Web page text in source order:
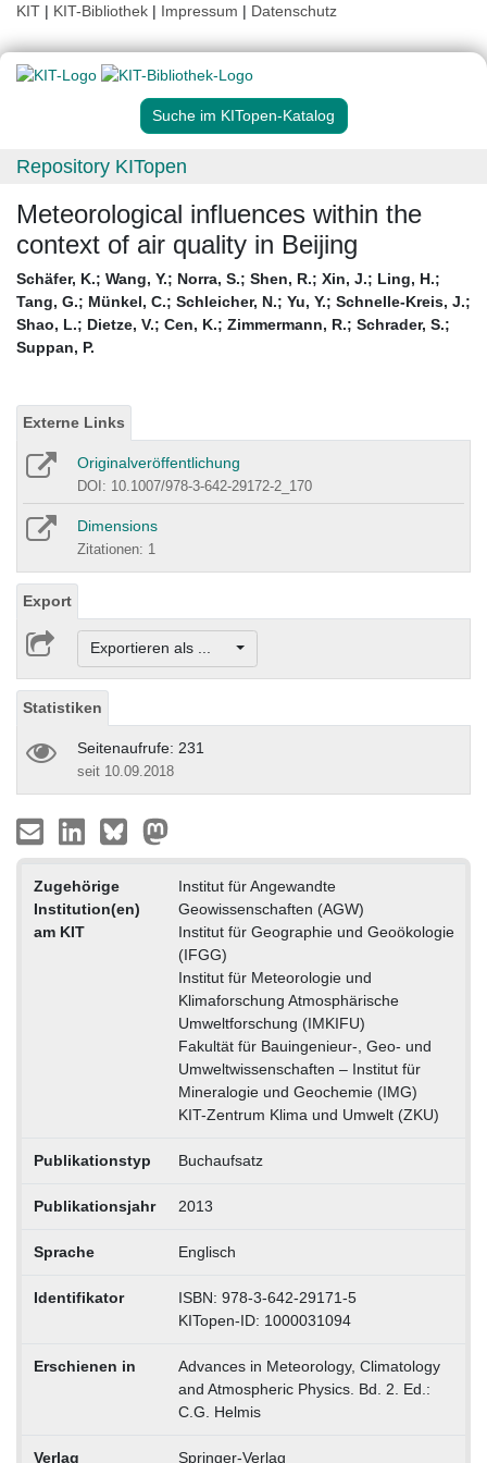
KIT | KIT-Bibliothek | Impressum | Datenschutz
Suche im KITopen-Katalog
Repository KITopen
Meteorological influences within the
context of air quality in Beijing
Schäfer, K.; Wang, Y.; Norra, S.; Shen, R.; Xin, J.; Ling, H.;
Tang, G.; Münkel, C.; Schleicher, N.; Yu, Y.; Schnelle-Kreis, J.;
Shao, L.; Dietze, V.; Cen, K.; Zimmermann, R.; Schrader, S.;
Suppan, P.
Externe Links
Originalveröffentlichung
DOI: 10.1007/978-3-642-29172-2_170
Dimensions
Zitationen: 1
Export
Exportieren als ...
Statistiken
Seitenaufrufe: 231
seit 10.09.2018
Zugehörige
Institution(en)
am KIT
Institut für Angewandte
Geowissenschaften (AGW)
Institut für Geographie und Geoökologie
(IFGG)
Institut für Meteorologie und
Klimaforschung Atmosphärische
Umweltforschung (IMKIFU)
Fakultät für Bauingenieur-, Geo- und
Umweltwissenschaften – Institut für
Mineralogie und Geochemie (IMG)
KIT-Zentrum Klima und Umwelt (ZKU)
Publikationstyp Buchaufsatz
Publikationsjahr 2013
Sprache Englisch
Identifikator
ISBN: 978-3-642-29171-5
KITopen-ID: 1000031094
Erschienen in
Advances in Meteorology, Climatology
and Atmospheric Physics. Bd. 2. Ed.:
C.G. Helmis
Verlag Springer-Verlag